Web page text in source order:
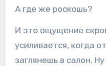
А где же роскошь?
И это ощущение
усиливается, когда
заглянешь в салон.